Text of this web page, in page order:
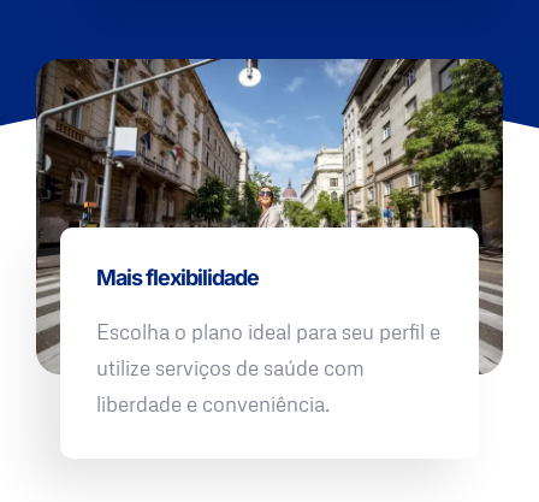
Mais flexibilidade
Escolha o plano ideal para seu perfil e
utilize serviços de saúde com
liberdade e conveniência.